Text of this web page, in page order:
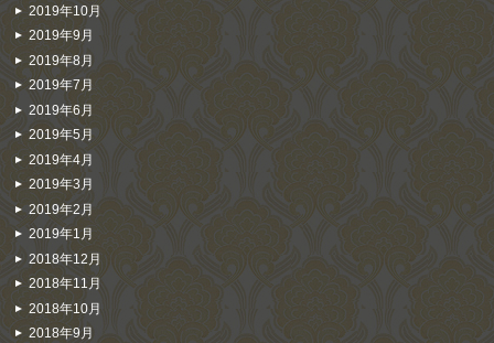
2019年10月
2019年9月
2019年8月
2019年7月
2019年6月
2019年5月
2019年4月
2019年3月
2019年2月
2019年1月
2018年12月
2018年11月
2018年10月
2018年9月